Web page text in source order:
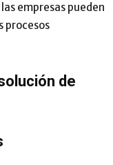
empresas pueden
procesos
de